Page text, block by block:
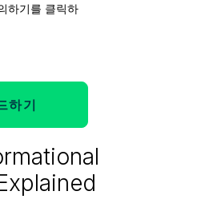
하기를 클릭하
하기